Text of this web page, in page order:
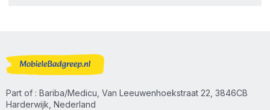
Part of : Bariba/Medicu, Van Leeuwenhoekstraat 22, 3846CB
Harderwijk, Nederland